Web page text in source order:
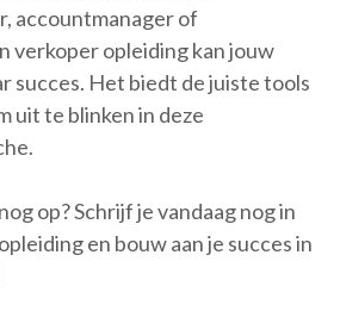
accountmanager of
verkoper opleiding kan jouw
succes. Het biedt de juiste tools
uit te blinken in deze
op? Schrijf je vandaag nog in
en bouw aan je succes in